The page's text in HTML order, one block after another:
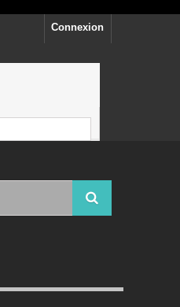
Connexion